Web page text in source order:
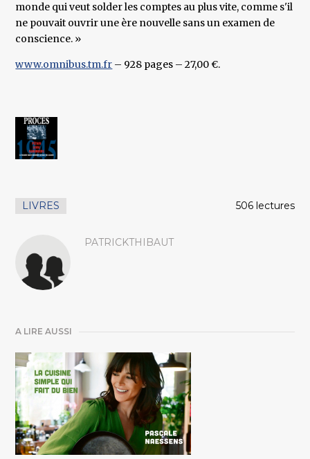
monde qui veut solder les comptes au plus vite, comme s'il
ne pouvait ouvrir une ère nouvelle sans un examen de
conscience. »
www.omnibus.tm.fr – 928 pages – 27,00 €.
LIVRES 506 lectures
PATRICKTHIBAUT
A LIRE AUSSI